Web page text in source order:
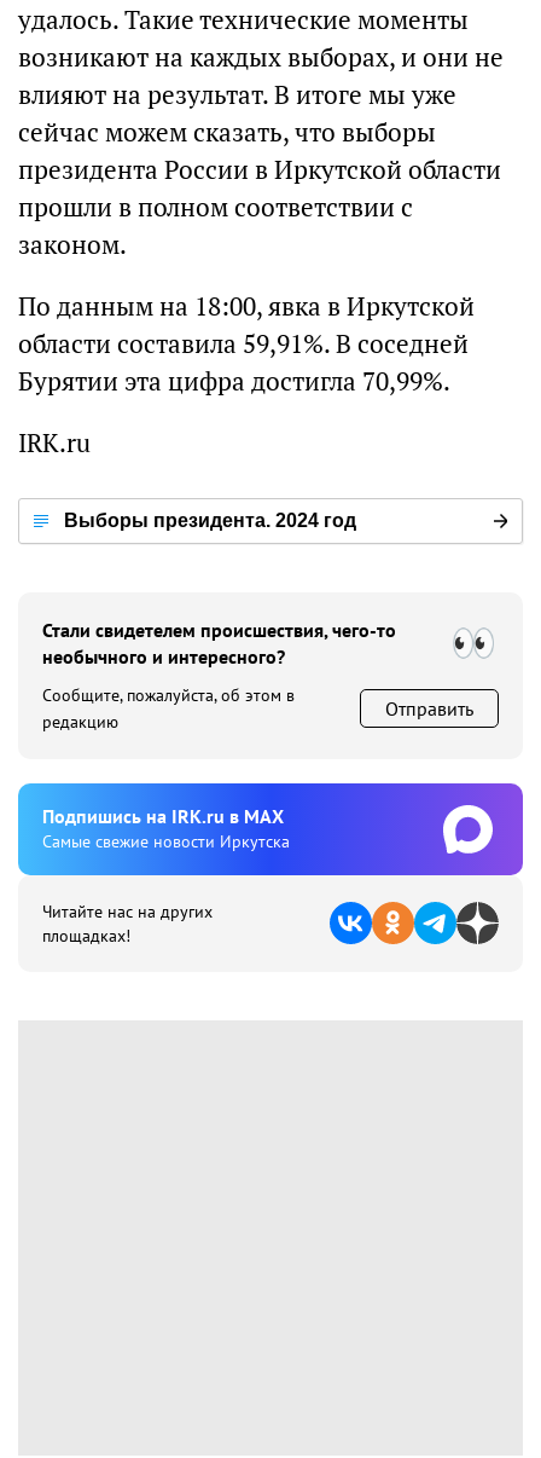
удалось. Такие технические моменты
возникают на каждых выборах, и они не
влияют на результат. В итоге мы уже
сейчас можем сказать, что выборы
президента России в Иркутской области
прошли в полном соответствии с
законом.
По данным на 18:00, явка в Иркутской
области составила 59,91%. В соседней
Бурятии эта цифра достигла 70,99%.
IRK.ru
Выборы президента. 2024 год
Стали свидетелем происшествия, чего-то
необычного и интересного?
Сообщите, пожалуйста, об этом в
редакцию
Отправить
Подпишиcь на IRK.ru в MAX
Cамые свежие новости Иркутска
Читайте нас на других
площадках!